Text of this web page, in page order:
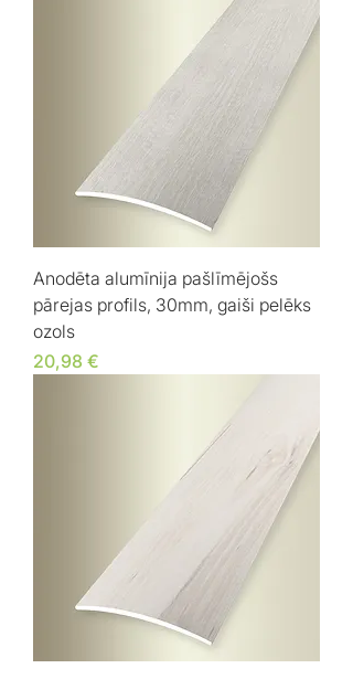
Anodēta alumīnija pašlīmējošs
pārejas profils, 30mm, gaiši pelēks
ozols
Cena
20,98 €